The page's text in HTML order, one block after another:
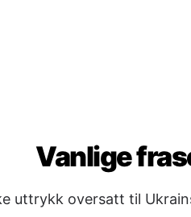
можете ви мені